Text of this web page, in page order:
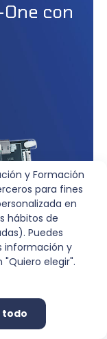
con
y Formación
para fines
en
hábitos de
Puedes
información y
elegir".
todo